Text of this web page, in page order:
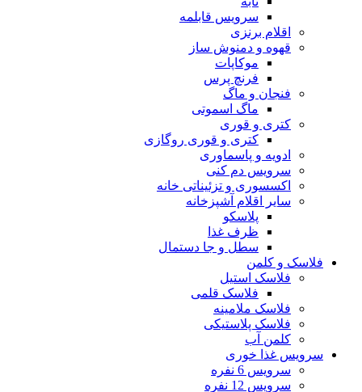
سرویس قابلمه
اقلام برنزی
قهوه و دمنوش ساز
موکاپات
فرنچ پرس
فنجان و ماگ
ماگ اسموتی
کتری و قوری
کتری و قوری روگازی
ادویه و پاسماوری
سرویس دم کنی
اکسسوری و تزئیناتی خانه
سایر اقلام آشپزخانه
پلاسکو
ظرف غذا
سطل و جا دستمال
فلاسک و کلمن
فلاسک استیل
فلاسک قلمی
فلاسک ملامینه
فلاسک پلاستیکی
کلمن آب
سرویس غذا خوری
سرویس 6 نفره
سرویس 12 نفره